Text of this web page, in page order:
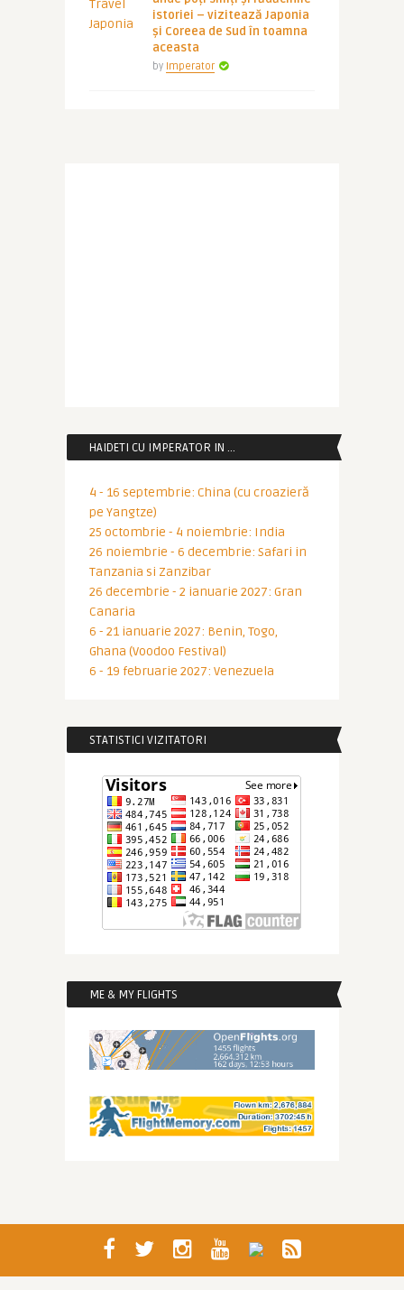
istoriei – vizitează Japonia
și Coreea de Sud în toamna
aceasta
by Imperator
HAIDETI CU IMPERATOR IN …
4 - 16 septembrie: China (cu croazieră
pe Yangtze)
25 octombrie - 4 noiembrie: India
26 noiembrie - 6 decembrie: Safari in
Tanzania si Zanzibar
26 decembrie - 2 ianuarie 2027: Gran
Canaria
6 - 21 ianuarie 2027: Benin, Togo,
Ghana (Voodoo Festival)
6 - 19 februarie 2027: Venezuela
STATISTICI VIZITATORI
ME & MY FLIGHTS